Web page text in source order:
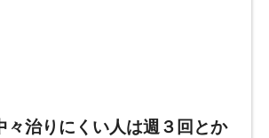
々治りにくい人は週３回とか